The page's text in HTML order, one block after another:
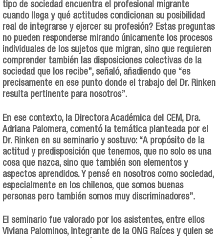
tipo de sociedad encuentra el profesional migrante
cuando llega y qué actitudes condicionan su posibilidad
real de integrarse y ejercer su profesión? Estas preguntas
no pueden responderse mirando únicamente los procesos
individuales de los sujetos que migran, sino que requieren
comprender también las disposiciones colectivas de la
sociedad que los recibe”, señaló, añadiendo que “es
precisamente en ese punto donde el trabajo del Dr. Rinken
resulta pertinente para nosotros”.
En ese contexto, la Directora Académica del CEM, Dra.
Adriana Palomera, comentó la temática planteada por el
Dr. Rinken en su seminario y sostuvo: “A propósito de la
actitud y predisposición que tenemos, que no solo es una
cosa que nazca, sino que también son elementos y
aspectos aprendidos. Y pensé en nosotros como sociedad,
especialmente en los chilenos, que somos buenas
personas pero también somos muy discriminadores”.
El seminario fue valorado por los asistentes, entre ellos
Viviana Palominos, integrante de la ONG Raíces y quien se